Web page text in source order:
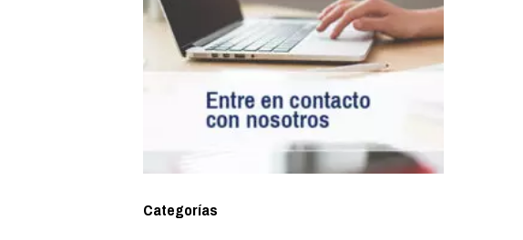
Categorías